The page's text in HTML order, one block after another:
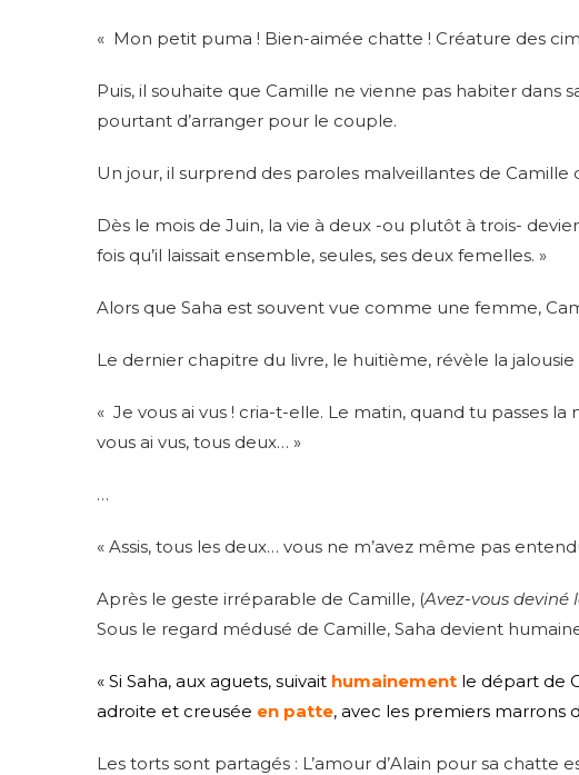
« Mon petit puma ! Bien-aimée chatte ! Créature des
Puis, il souhaite que Camille ne vienne pas habiter dans
pourtant d’arranger pour le couple.
Un jour, il surprend des paroles malveillantes de Camille
Dès le mois de Juin, la vie à deux -ou plutôt à trois-
fois qu’il laissait ensemble, seules, ses deux femelles. »
Alors que Saha est souvent vue comme une femme,
Le dernier chapitre du livre, le huitième, révèle la jalousie
« Je vous ai vus ! cria-t-elle. Le matin, quand tu passes
vous ai vus, tous deux… »
…
« Assis, tous les deux… vous ne m’avez même pas
Après le geste irréparable de Camille, (Avez-vous deviné
Sous le regard médusé de Camille, Saha devient
« Si Saha, aux aguets, suivait humainement le départ de
adroite et creusée en patte, avec les premiers marrons
Les torts sont partagés : L’amour d’Alain pour sa chatte